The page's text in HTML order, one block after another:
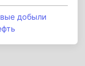
добыли